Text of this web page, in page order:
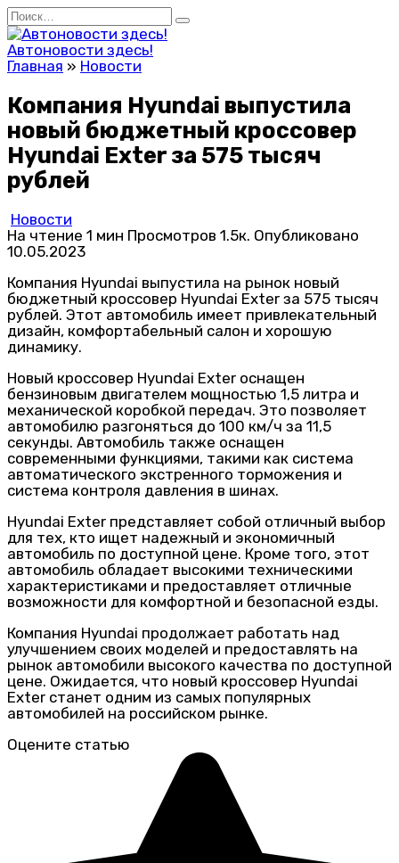
Перейти
к
содержанию
Search
for:
Автоновости здесь!
Главная » Новости
Компания Hyundai выпустила
новый бюджетный кроссовер
Hyundai Exter за 575 тысяч
рублей
Новости
На чтение 1 мин Просмотров 1.5к. Опубликовано
10.05.2023
Компания Hyundai выпустила на рынок новый
бюджетный кроссовер Hyundai Exter за 575 тысяч
рублей. Этот автомобиль имеет привлекательный
дизайн, комфортабельный салон и хорошую
динамику.
Новый кроссовер Hyundai Exter оснащен
бензиновым двигателем мощностью 1,5 литра и
механической коробкой передач. Это позволяет
автомобилю разгоняться до 100 км/ч за 11,5
секунды. Автомобиль также оснащен
современными функциями, такими как система
автоматического экстренного торможения и
система контроля давления в шинах.
Hyundai Exter представляет собой отличный выбор
для тех, кто ищет надежный и экономичный
автомобиль по доступной цене. Кроме того, этот
автомобиль обладает высокими техническими
характеристиками и предоставляет отличные
возможности для комфортной и безопасной езды.
Компания Hyundai продолжает работать над
улучшением своих моделей и предоставлять на
рынок автомобили высокого качества по доступной
цене. Ожидается, что новый кроссовер Hyundai
Exter станет одним из самых популярных
автомобилей на российском рынке.
Оцените статью